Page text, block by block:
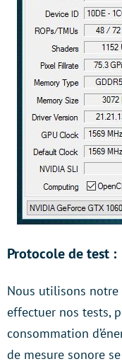
Protocole de test :
Nous utilisons
effectuer nos tests,
consommation
de mesure sonore